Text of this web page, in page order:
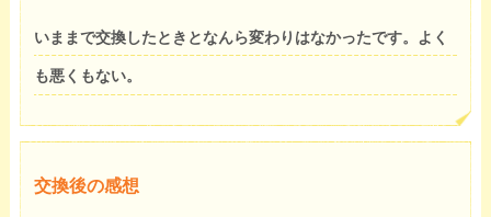
いままで交換したときとなんら変わりはなかったです。よく
も悪くもない。
交換後の感想